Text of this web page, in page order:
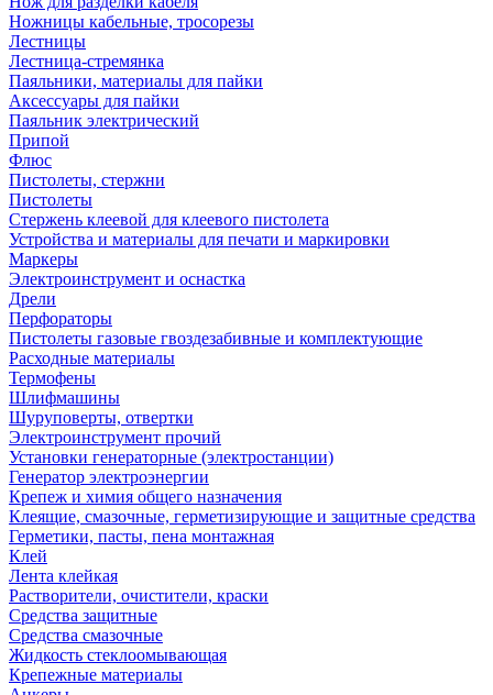
Ножницы кабельные, тросорезы
Лестницы
Лестница-стремянка
Паяльники, материалы для пайки
Аксессуары для пайки
Паяльник электрический
Припой
Флюс
Пистолеты, стержни
Пистолеты
Стержень клеевой для клеевого пистолета
Устройства и материалы для печати и маркировки
Маркеры
Электроинструмент и оснастка
Дрели
Перфораторы
Пистолеты газовые гвоздезабивные и комплектующие
Расходные материалы
Термофены
Шлифмашины
Шуруповерты, отвертки
Электроинструмент прочий
Установки генераторные (электростанции)
Генератор электроэнергии
Крепеж и химия общего назначения
Клеящие, смазочные, герметизирующие и защитные средства
Герметики, пасты, пена монтажная
Клей
Лента клейкая
Растворители, очистители, краски
Средства защитные
Средства смазочные
Жидкость стеклоомывающая
Крепежные материалы